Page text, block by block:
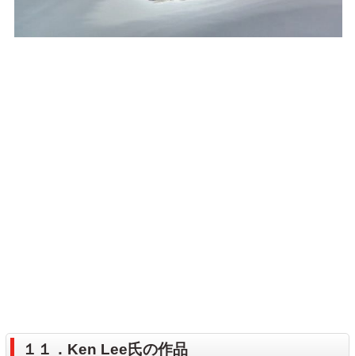
１１．Ken Lee氏の作品